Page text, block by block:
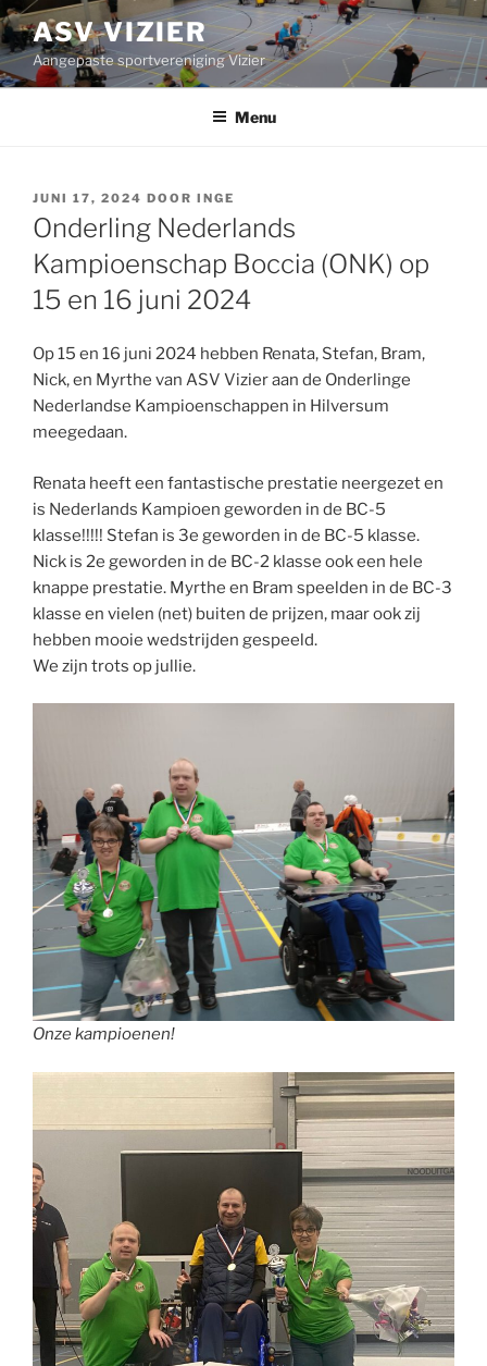
Ga
naar
de
inhoud
ASV VIZIER
Aangepaste sportvereniging Vizier
Menu
GEPLAATST
OP
JUNI 17, 2024 DOOR INGE
Onderling Nederlands
Kampioenschap Boccia (ONK) op
15 en 16 juni 2024
Op 15 en 16 juni 2024 hebben Renata, Stefan, Bram,
Nick, en Myrthe van ASV Vizier aan de Onderlinge
Nederlandse Kampioenschappen in Hilversum
meegedaan.
Renata heeft een fantastische prestatie neergezet en
is Nederlands Kampioen geworden in de BC-5
klasse!!!!! Stefan is 3e geworden in de BC-5 klasse.
Nick is 2e geworden in de BC-2 klasse ook een hele
knappe prestatie. Myrthe en Bram speelden in de BC-3
klasse en vielen (net) buiten de prijzen, maar ook zij
hebben mooie wedstrijden gespeeld.
We zijn trots op jullie.
Onze kampioenen!